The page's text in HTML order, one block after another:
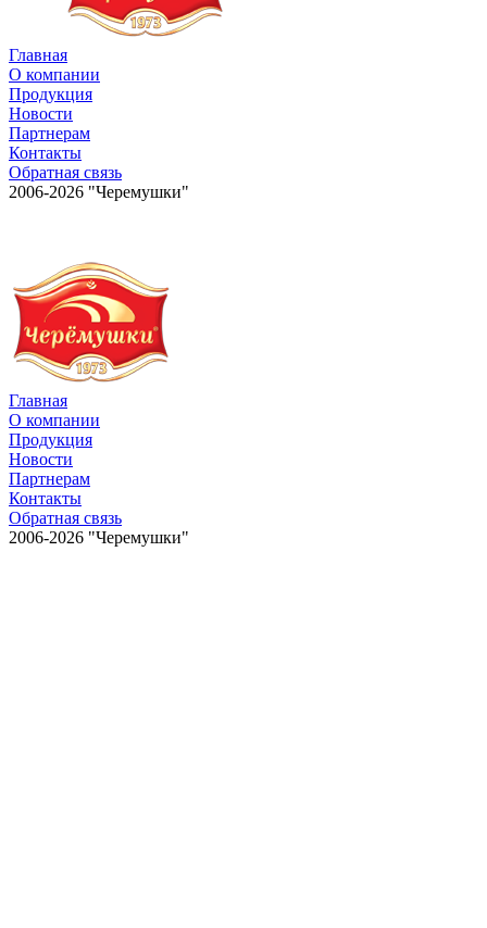
Главная
О компании
Продукция
Новости
Партнерам
Контакты
Обратная связь
2006-2026 "Черемушки"
Главная
О компании
Продукция
Новости
Партнерам
Контакты
Обратная связь
2006-2026 "Черемушки"